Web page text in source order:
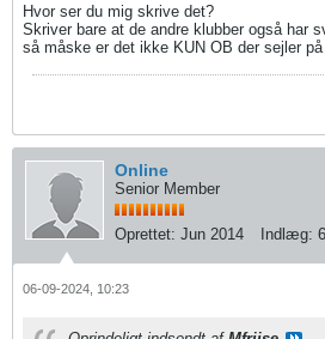
Hvor ser du mig skrive det?
Skriver bare at de andre klubber også har
så måske er det ikke KUN OB der sejler
Online
Senior Member
Oprettet: Jun 2014 Indlæg:
06-09-2024, 10:23